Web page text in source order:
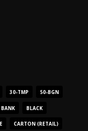
30-TMP 50-BGN
BANK BLACK
CARTON (RETAIL)